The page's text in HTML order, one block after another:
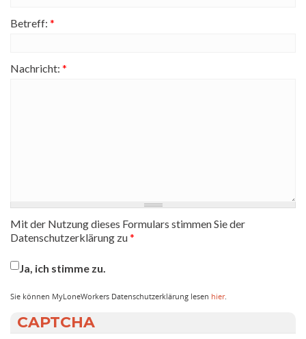
Betreff: *
Nachricht: *
Mit der Nutzung dieses Formulars stimmen Sie der
Datenschutzerklärung zu*
Ja, ich stimme zu.
Sie können MyLoneWorkers Datenschutzerklärung lesen hier.
CAPTCHA